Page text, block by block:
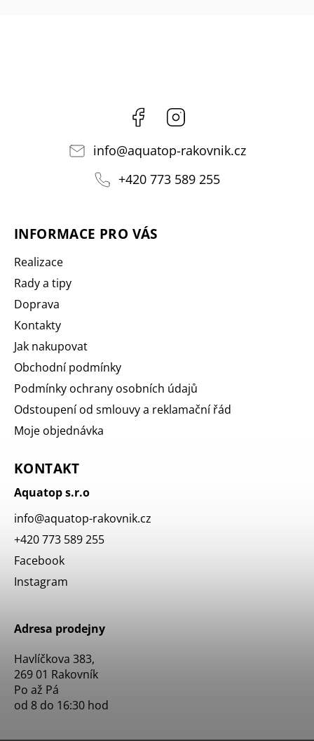
Facebook
info@aquatop-rakovnik.cz
+420 773 589 255
INFORMACE PRO VÁS
Realizace
Rady a tipy
Doprava
Kontakty
Jak nakupovat
Obchodní podmínky
Podmínky ochrany osobních údajů
Odstoupení od smlouvy a reklamační řád
Moje objednávka
KONTAKT
Aquatop s.r.o
info@aquatop-rakovnik.cz
+420 773 589 255
Facebook
Instagram
Adresa prodejny
Havlíčkova 383,
269 01 Rakovník
Po až Pá
od 8 do 16:30 hod